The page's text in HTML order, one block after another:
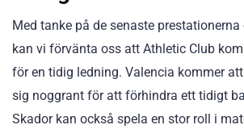
Med tanke på de senaste
kan vi förvänta oss att Athletic Club
för en tidig ledning. Valencia kommer
sig noggrant för att förhindra ett tidigt
Skador kan också spela en stor roll i